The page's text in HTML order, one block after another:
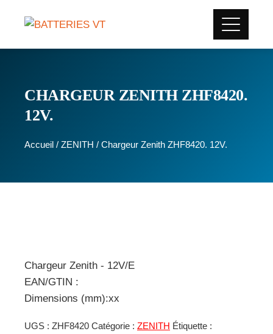
CHARGEUR ZENITH ZHF8420.
12V.
Accueil / ZENITH / Chargeur Zenith ZHF8420. 12V.
Chargeur Zenith - 12V/E
EAN/GTIN :
Dimensions (mm):xx
UGS : ZHF8420 Catégorie : ZENITH Étiquette :